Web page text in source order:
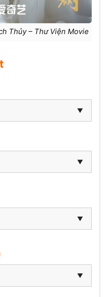
Thủy – Thư Viện Movie